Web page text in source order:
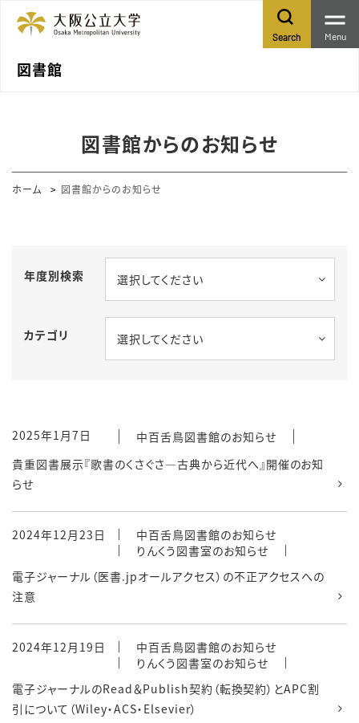
図書館
Search Menu
図書館からのお知らせ
ホーム 図書館からのお知らせ
年度別検索 選択してください
カテゴリ 選択してください
2025年1月7日
中百舌鳥図書館のお知らせ
貴重図書展示『歌書のくさぐさ―古典から近代へ』開催のお知
らせ
2024年12月23日
中百舌鳥図書館のお知らせ
りんくう図書室のお知らせ
電子ジャーナル（医書.jpオールアクセス）の不正アクセスへの
注意
2024年12月19日
中百舌鳥図書館のお知らせ
りんくう図書室のお知らせ
電子ジャーナルのRead＆Publish契約（転換契約）とAPC割
引について（Wiley・ACS・Elsevier）